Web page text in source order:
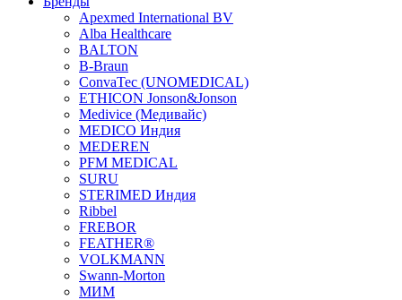
Apexmed International BV
Alba Healthcare
BALTON
B-Braun
ConvaTec (UNOMEDICAL)
ETHICON Jonson&Jonson
Medivice (Медивайс)
MEDICO Индия
MEDEREN
PFM MEDICAL
SURU
STERIMED Индия
Ribbel
FREBOR
FEATHER®
VOLKMANN
Swann-Morton
МИМ